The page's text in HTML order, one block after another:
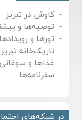
کاوش در تبریز
توصیه‌ها و
تورها و
تاریک‌خانه
غذاها و
سفرنامه‌ها
در شبکه‌های